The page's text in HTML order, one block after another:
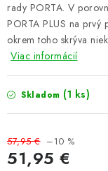
ZNAČKY
Navštívte našu
rady PORTA. V
PORTA PLUS na
okrem toho skrýva
Viac informácií
Skladom (1 ks)
57,95 € –10 %
51,95 €